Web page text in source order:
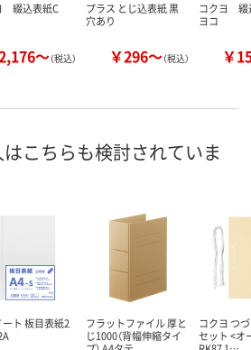
綴込表紙C
～（税込）
プラス とじ込表紙 黒
穴あり
￥296～（税込）
コクヨ
ヨコ
￥
こちらも検討されていま
ート 板目表紙2
フラットファイル 厚と
じ1000（背幅伸縮タイ
コクヨ つ
セット <オ